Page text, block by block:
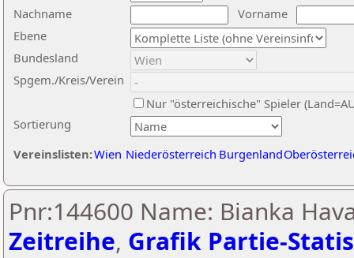
Nachname
Vorname
Ebene
Sortierung
Bundesland
Spgem./Kreis/Verein
Nur "österreichische" Spieler
Vereinslisten:Wien Niederösterreich Burgenland
Pnr:144600 Name: Bianka
Zeitreihe, Grafik Partie-